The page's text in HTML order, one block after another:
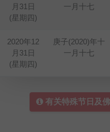
月31日
(星期四)
一月十七
2020年12
月31日
(星期四)
庚子(2020)年十
一月十七
有关特殊节日及